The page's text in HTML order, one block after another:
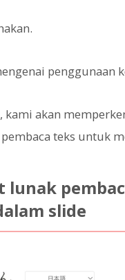
penggunaan
akan
teks untuk
lunak
slide